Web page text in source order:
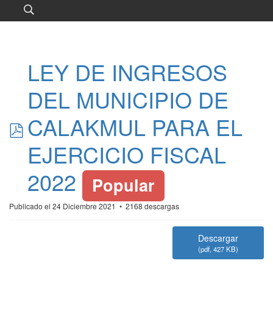
pdf
LEY DE INGRESOS
DEL MUNICIPIO DE
CALAKMUL PARA EL
EJERCICIO FISCAL
2022
Popular
Publicado el 24 Diciembre 2021 2168 descargas
Descargar
(pdf, 427 KB)